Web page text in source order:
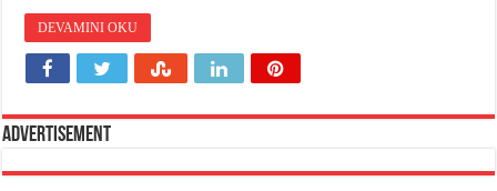
DEVAMINI OKU
Advertisement